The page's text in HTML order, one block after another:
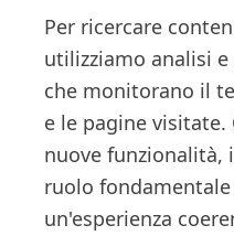
Per ricercare
utilizziamo analisi
che monitorano il
e le pagine
nuove funzionalità,
ruolo
un'esperienza